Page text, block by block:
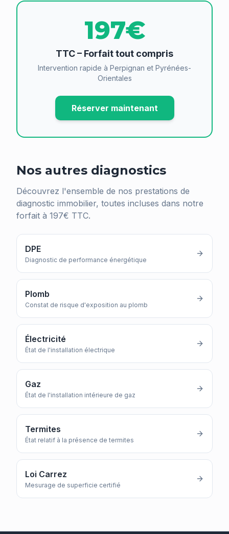
197€
TTC – Forfait tout compris
Intervention rapide à Perpignan et Pyrénées-
Orientales
Réserver maintenant
Nos autres diagnostics
Découvrez l'ensemble de nos prestations de
diagnostic immobilier, toutes incluses dans notre
forfait à 197€ TTC.
DPE
Diagnostic de performance énergétique
Plomb
Constat de risque d'exposition au plomb
Électricité
État de l'installation électrique
Gaz
État de l'installation intérieure de gaz
Termites
État relatif à la présence de termites
Loi Carrez
Mesurage de superficie certifié